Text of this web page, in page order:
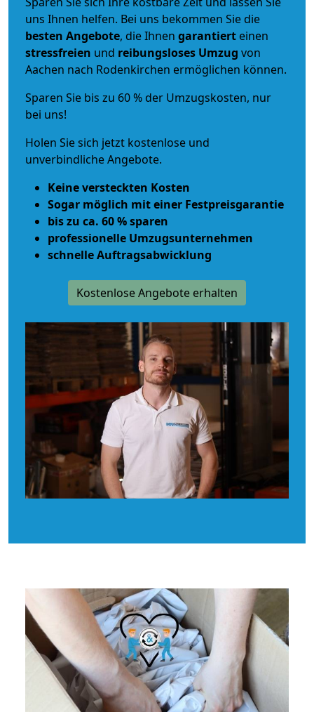
uns Ihnen helfen. Bei uns bekommen Sie die
besten Angebote, die Ihnen garantiert einen
stressfreien und reibungsloses Umzug von
Aachen nach Rodenkirchen ermöglichen können.
Sparen Sie bis zu 60 % der Umzugskosten, nur
bei uns!
Holen Sie sich jetzt kostenlose und
unverbindliche Angebote.
Keine versteckten Kosten
Sogar möglich mit einer Festpreisgarantie
bis zu ca. 60 % sparen
professionelle Umzugsunternehmen
schnelle Auftragsabwicklung
Kostenlose Angebote erhalten